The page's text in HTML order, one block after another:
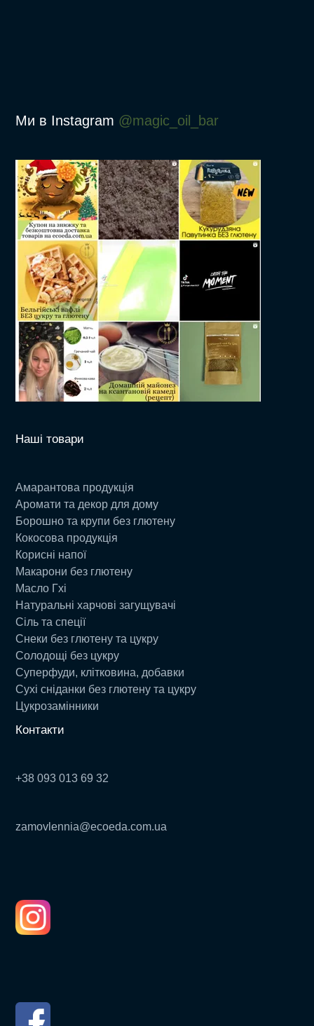
Ми в Instagram @magic_oil_bar
Наші товари
Амарантова продукція
Аромати та декор для дому
Борошно та крупи без глютену
Кокосова продукція
Корисні напої
Макарони без глютену
Масло Гхі
Натуральні харчові загущувачі
Сіль та спеції
Снеки без глютену та цукру
Солодощі без цукру
Суперфуди, клітковина, добавки
Сухі сніданки без глютену та цукру
Цукрозамінники
Контакти
+38 093 013 69 32
zamovlennia@ecoeda.com.ua